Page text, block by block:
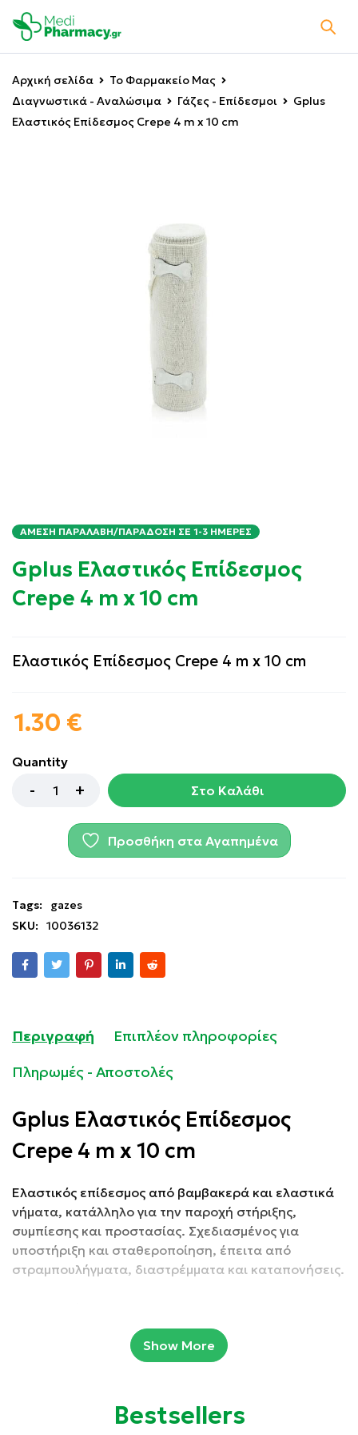
Αρχική σελίδα
Το Φαρμακείο Μας
Διαγνωστικά - Αναλώσιμα
Γάζες - Επίδεσμοι
Gplus
Ελαστικός Επίδεσμος Crepe 4 m x 10 cm
ΆΜΕΣΗ ΠΑΡΑΛΑΒΉ/ΠΑΡΆΔΟΣΗ ΣΕ 1-3 ΗΜΈΡΕΣ
Gplus Ελαστικός Επίδεσμος
Crepe 4 m x 10 cm
Ελαστικός Επίδεσμος Crepe 4 m x 10 cm
1.30 €
Quantity
Στο Καλάθι
Προσθήκη στα Αγαπημένα
Tags:
gazes
SKU:
10036132
Περιγραφή
Επιπλέον πληροφορίες
Πληρωμές - Αποστολές
Gplus Ελαστικός Επίδεσμος
Crepe 4 m x 10 cm
Ελαστικός επίδεσμος από βαμβακερά και ελαστικά
νήματα, κατάλληλο για την παροχή στήριξης,
συμπίεσης και προστασίας. Σχεδιασμένος για
υποστήριξη και σταθεροποίηση, έπειτα από
στραμπουλήγματα, διαστρέμματα και καταπονήσεις.
τραυμάτων και τη διατήρησή τους στη θέση τους.
Show More
Bestsellers